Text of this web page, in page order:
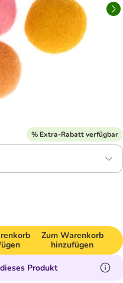
% Extra-Rabatt verfügbar
Zum Warenkorb
hinzufügen
Produkt